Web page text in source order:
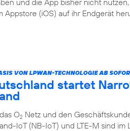
und die App bisher nicht
Appstore (iOS) auf ihr Endgerät
VON LPWAN-TECHNOLOGIE AB
startet
O2 Netz und den
IoT (NB-IoT) und LTE-M sind